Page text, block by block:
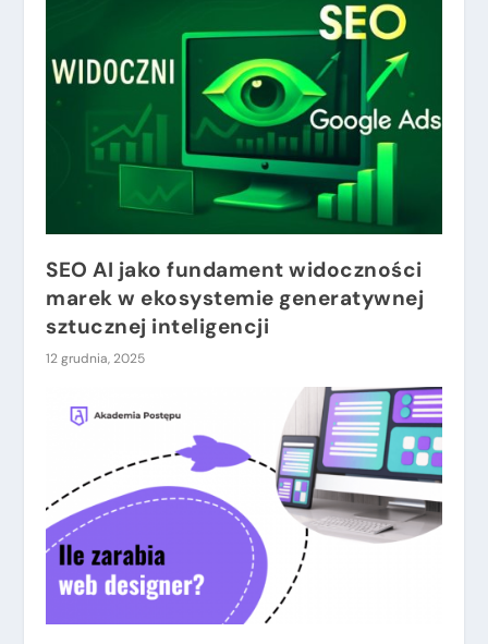
SEO AI jako fundament widoczności
marek w ekosystemie generatywnej
sztucznej inteligencji
12 grudnia, 2025